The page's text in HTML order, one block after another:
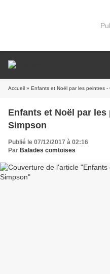
Accueil » Enfants et Noël par les peintres -
Enfants et Noël par
Simpson
Publié le 07/12/2017 à 02:16
Par Balades comtoises